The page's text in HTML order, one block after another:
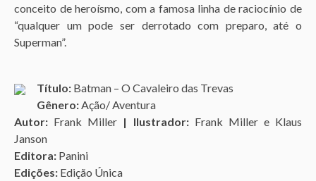
conceito de heroísmo, com a famosa linha de raciocínio de
“qualquer um pode ser derrotado com preparo, até o
Superman”.
Título: Batman – O Cavaleiro das Trevas
Gênero: Ação/ Aventura
Autor: Frank Miller | Ilustrador: Frank Miller e Klaus
Janson
Editora: Panini
Edições: Edição Única